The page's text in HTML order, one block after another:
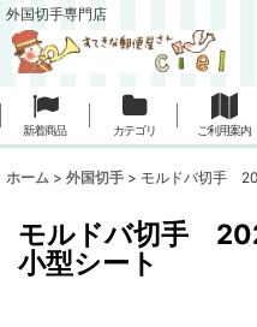
外国切手専門店
新着商品 カテゴリ ご利用案内
ホーム > 外国切手 > モルドバ切手
モルドバ切手
小型シート